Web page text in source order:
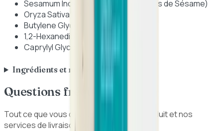
Sesamum Indicum (Poudre de Graines de Sésame)
Oryza Sativa (Extrait de Son de Riz)
Butylene Glycol
1,2-Hexanediol
Caprylyl Glycol
Ingrédients et mode d'emploi
Questions fréquentes
Tout ce que vous devez savoir sur ce produit et nos
services de livraison au Sénégal.